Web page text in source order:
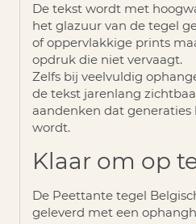
De tekst wordt met
het glazuur van de tegel
of oppervlakkige prints
opdruk die niet vervaagt.
Zelfs bij veelvuldig
de tekst jarenlang
aandenken dat generaties
wordt.
Klaar om op
De Peettante tegel
geleverd met een